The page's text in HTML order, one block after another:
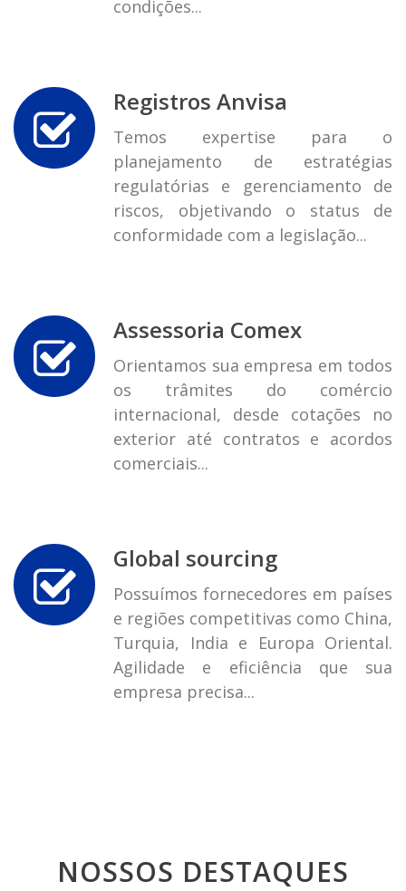
condições...
Registros Anvisa
Temos expertise para o
planejamento de estratégias
regulatórias e gerenciamento de
riscos, objetivando o status de
conformidade com a legislação...
Assessoria Comex
Orientamos sua empresa em todos
os trâmites do comércio
internacional, desde cotações no
exterior até contratos e acordos
comerciais...
Global sourcing
Possuímos fornecedores em países
e regiões competitivas como China,
Turquia, India e Europa Oriental.
Agilidade e eficiência que sua
empresa precisa...
NOSSOS DESTAQUES